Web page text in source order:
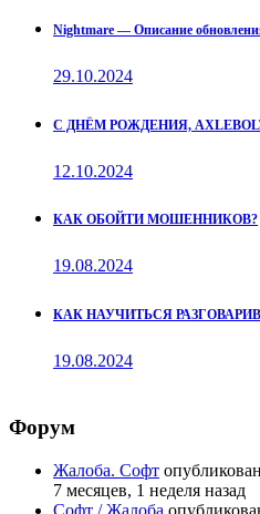
Nightmare — Описание
29.10.2024
С ДНЁМ РОЖДЕНИЯ,
12.10.2024
КАК ОБОЙТИ МОШЕННИКОВ?
19.08.2024
КАК НАУЧИТЬСЯ
19.08.2024
Форум
Жалоба. Софт
7 месяцев, 1 неделя назад
Софт / Жалоба